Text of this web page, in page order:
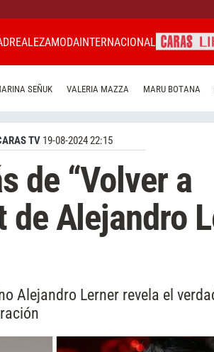
REALEZAMODAINTERNACIONAL
SEÑUK VALERIA MAZZA MARU BOTANA
TV 19-08-2024 22:15
de “Volver a
de Alejandro
Alejandro Lerner revela el